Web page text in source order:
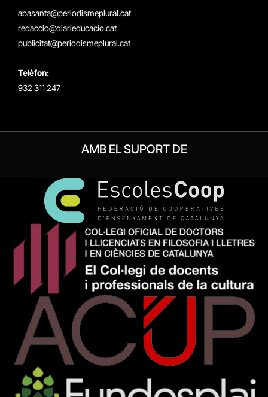
abasanta@periodismeplural.cat
redaccio@diarieducacio.cat
publicitat@periodismeplural.cat
Telèfon:
932 311 247
AMB EL SUPORT DE